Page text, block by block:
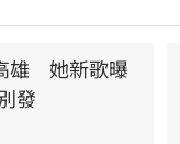
與歡呼聲一路未
軸接管舞台，將現
雄　她新歌曝
發